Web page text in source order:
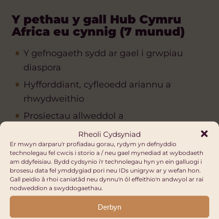
Rheoli Cydsyniad
Er mwyn darparu'r profiadau gorau, rydym yn defnyddio
technolegau fel cwcis i storio a / neu gael mynediad at wybodaeth
am ddyfeisiau. Bydd cydsynio i'r technolegau hyn yn ein galluogi i
brosesu data fel ymddygiad pori neu IDs unigryw ar y wefan hon.
Gall peidio â rhoi caniatâd neu dynnu'n ôl effeithio'n andwyol ar rai
nodweddion a swyddogaethau.
Derbyn
Y pethau y gall Hub Cymru
Africa eu cynnig (7 munud)
Y gefnogaeth sydd ar gael i grwpiau
diaspora
Hyfforddiant, cyfleoedd ariannu a
rhwydweithio
Prosiectau allweddol a
chydweithrediadau.
Cyflwyniadau a disgwyliadau
cyfranogwyr (30 munud)
Cyflwyniadau byr (enw, sefydliad, rôl)